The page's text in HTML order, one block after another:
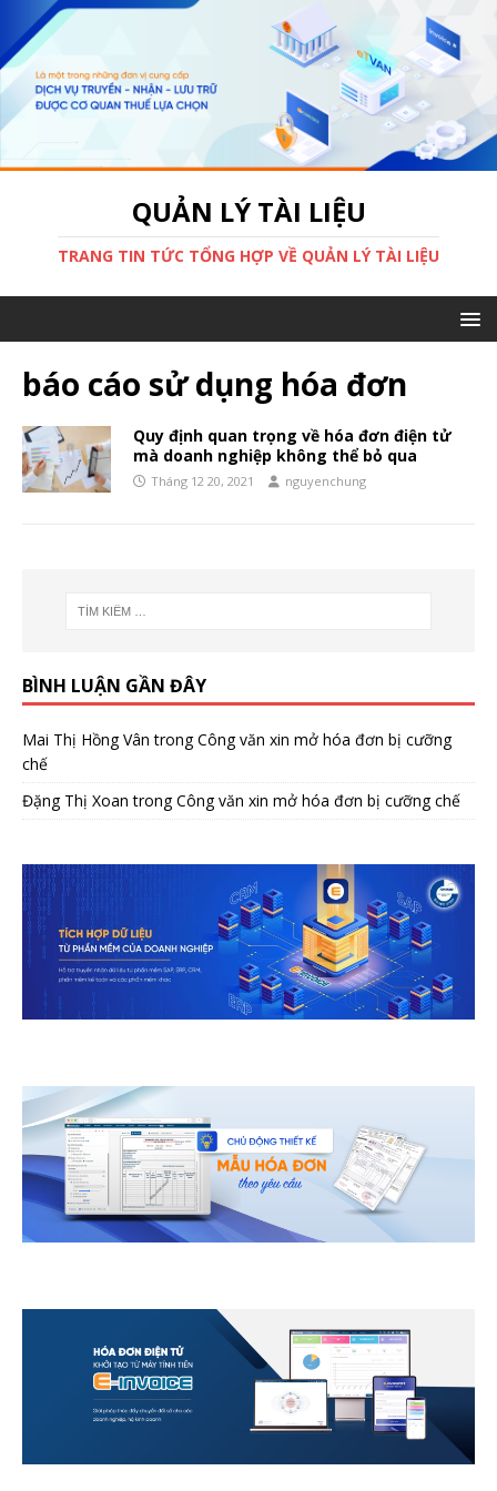
QUẢN LÝ TÀI LIỆU
TRANG TIN TỨC TỔNG HỢP VỀ QUẢN LÝ TÀI LIỆU
báo cáo sử dụng hóa đơn
Quy định quan trọng về hóa đơn điện tử
mà doanh nghiệp không thể bỏ qua
Tháng 12 20, 2021 nguyenchung
BÌNH LUẬN GẦN ĐÂY
Mai Thị Hồng Vân trongCông văn xin mở hóa đơn bị cưỡng
chế
Đặng Thị Xoan trongCông văn xin mở hóa đơn bị cưỡng chế